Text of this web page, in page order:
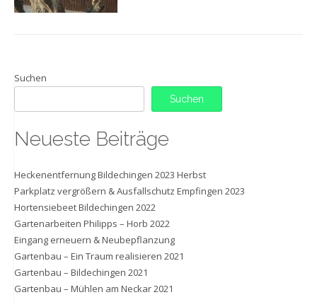
Suchen
Suchen
Neueste Beiträge
Heckenentfernung Bildechingen 2023 Herbst
Parkplatz vergrößern & Ausfallschutz Empfingen 2023
Hortensiebeet Bildechingen 2022
Gartenarbeiten Philipps – Horb 2022
Eingang erneuern & Neubepflanzung
Gartenbau – Ein Traum realisieren 2021
Gartenbau – Bildechingen 2021
Gartenbau – Mühlen am Neckar 2021